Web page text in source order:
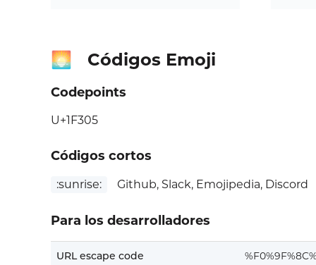
🌅 Códigos Emoji
Codepoints
U+1F305
Códigos cortos
:sunrise: Github, Slack, Emojipedia, Discord
Para los desarrolladores
URL escape code